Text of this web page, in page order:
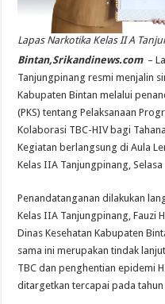
Lapas Narkotika Kelas II A
Bintan,Srikandinews.com–
Tanjungpinang resmi menjalin
Kabupaten Bintan melalui
(PKS) tentang Pelaksanaan
Kolaborasi TBC-HIV bagi
Kegiatan berlangsung di Aula
Kelas IIA Tanjungpinang,
Penandatanganan dilakukan
Kelas IIA Tanjungpinang, Fauzi
Dinas Kesehatan Kabupaten
sama ini merupakan tindak
TBC dan penghentian epidemi
ditargetkan tercapai pada tahun